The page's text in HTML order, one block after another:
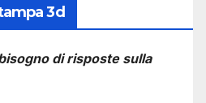
3d
di risposte sulla